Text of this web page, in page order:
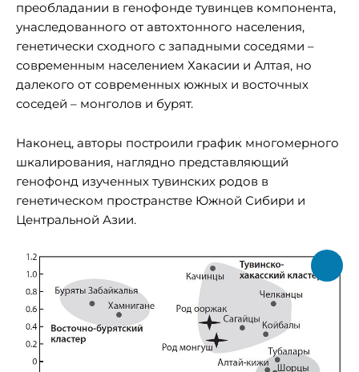
преобладании в генофонде тувинцев компонента,
унаследованного от автохтонного населения,
генетически сходного с западными соседями –
современным населением Хакасии и Алтая, но
далекого от современных южных и восточных
соседей – монголов и бурят.
Наконец, авторы построили график многомерного
шкалирования, наглядно представляющий
генофонд изученных тувинских родов в
генетическом пространстве Южной Сибири и
Центральной Азии.